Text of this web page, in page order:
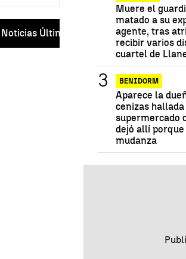
Noticias Última Hora
Muere el
matado a su
agente, tras
recibir varios
cuartel de
BENIDORM
Aparece la
cenizas
supermercado
dejó allí porque
mudanza